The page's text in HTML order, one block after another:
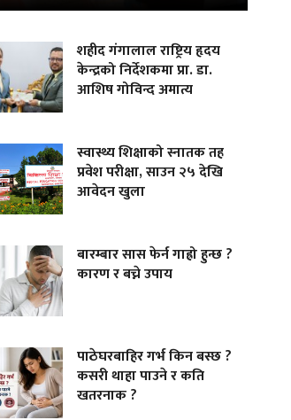
शहीद गंगालाल राष्ट्रिय हृदय
केन्द्रको निर्देशकमा प्रा. डा.
आशिष गोविन्द अमात्य
स्वास्थ्य शिक्षाको स्नातक तह
प्रवेश परीक्षा, साउन २५ देखि
आवेदन खुला
बारम्बार सास फेर्न गाह्रो हुन्छ ?
कारण र बच्ने उपाय
पाठेघरबाहिर गर्भ किन बस्छ ?
कसरी थाहा पाउने र कति
खतरनाक ?